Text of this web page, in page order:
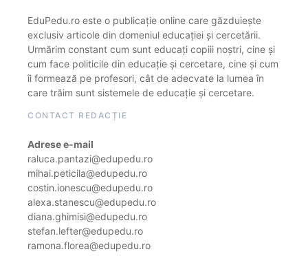
EduPedu.ro este o publicație online care găzduiește
exclusiv articole din domeniul educației și cercetării.
Urmărim constant cum sunt educați copiii noștri, cine și
cum face politicile din educație și cercetare, cine și cum
îi formează pe profesori, cât de adecvate la lumea în
care trăim sunt sistemele de educație și cercetare.
CONTACT REDACȚIE
Adrese e-mail
raluca.pantazi@edupedu.ro
mihai.peticila@edupedu.ro
costin.ionescu@edupedu.ro
alexa.stanescu@edupedu.ro
diana.ghimisi@edupedu.ro
stefan.lefter@edupedu.ro
ramona.florea@edupedu.ro